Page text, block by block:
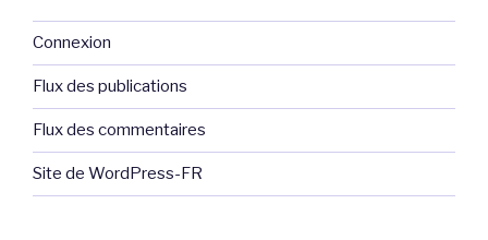
Connexion
Flux des publications
Flux des commentaires
Site de WordPress-FR